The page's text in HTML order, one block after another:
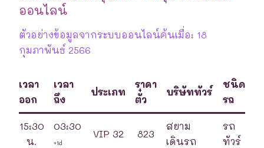
ออนไลน์
ตัวอย่างข้อมูลจากระบบออนไลน์ค้นเมื่อ: 18
กุมภาพันธ์ 2566
เวลา
ออก
เวลา
ถึง
ประเภท
ราคา
ตั๋ว
บริษัททัวร์
ชนิด
รถ
15:30
น.
03:30
+1d
VIP 32 823
สยาม
เดินรถ
รถ
ทัวร์